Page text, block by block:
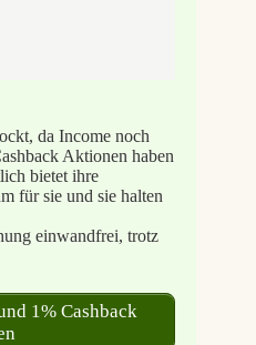
da Income noch
Aktionen haben
bietet ihre
für sie und sie halten
einwandfrei, trotz
1% Cashback